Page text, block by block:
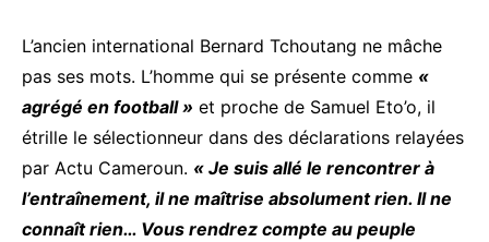
L’ancien international Bernard Tchoutang ne mâche
pas ses mots. L’homme qui se présente comme «
agrégé en football » et proche de Samuel Eto’o, il
étrille le sélectionneur dans des déclarations relayées
par Actu Cameroun. « Je suis allé le rencontrer à
l’entraînement, il ne maîtrise absolument rien. Il ne
connaît rien… Vous rendrez compte au peuple